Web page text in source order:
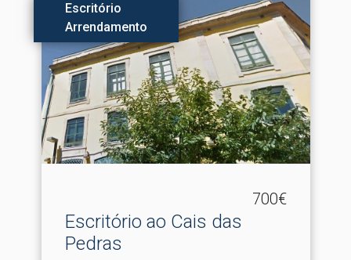
Escritório
Arrendamento
700€
Escritório ao Cais das
Pedras